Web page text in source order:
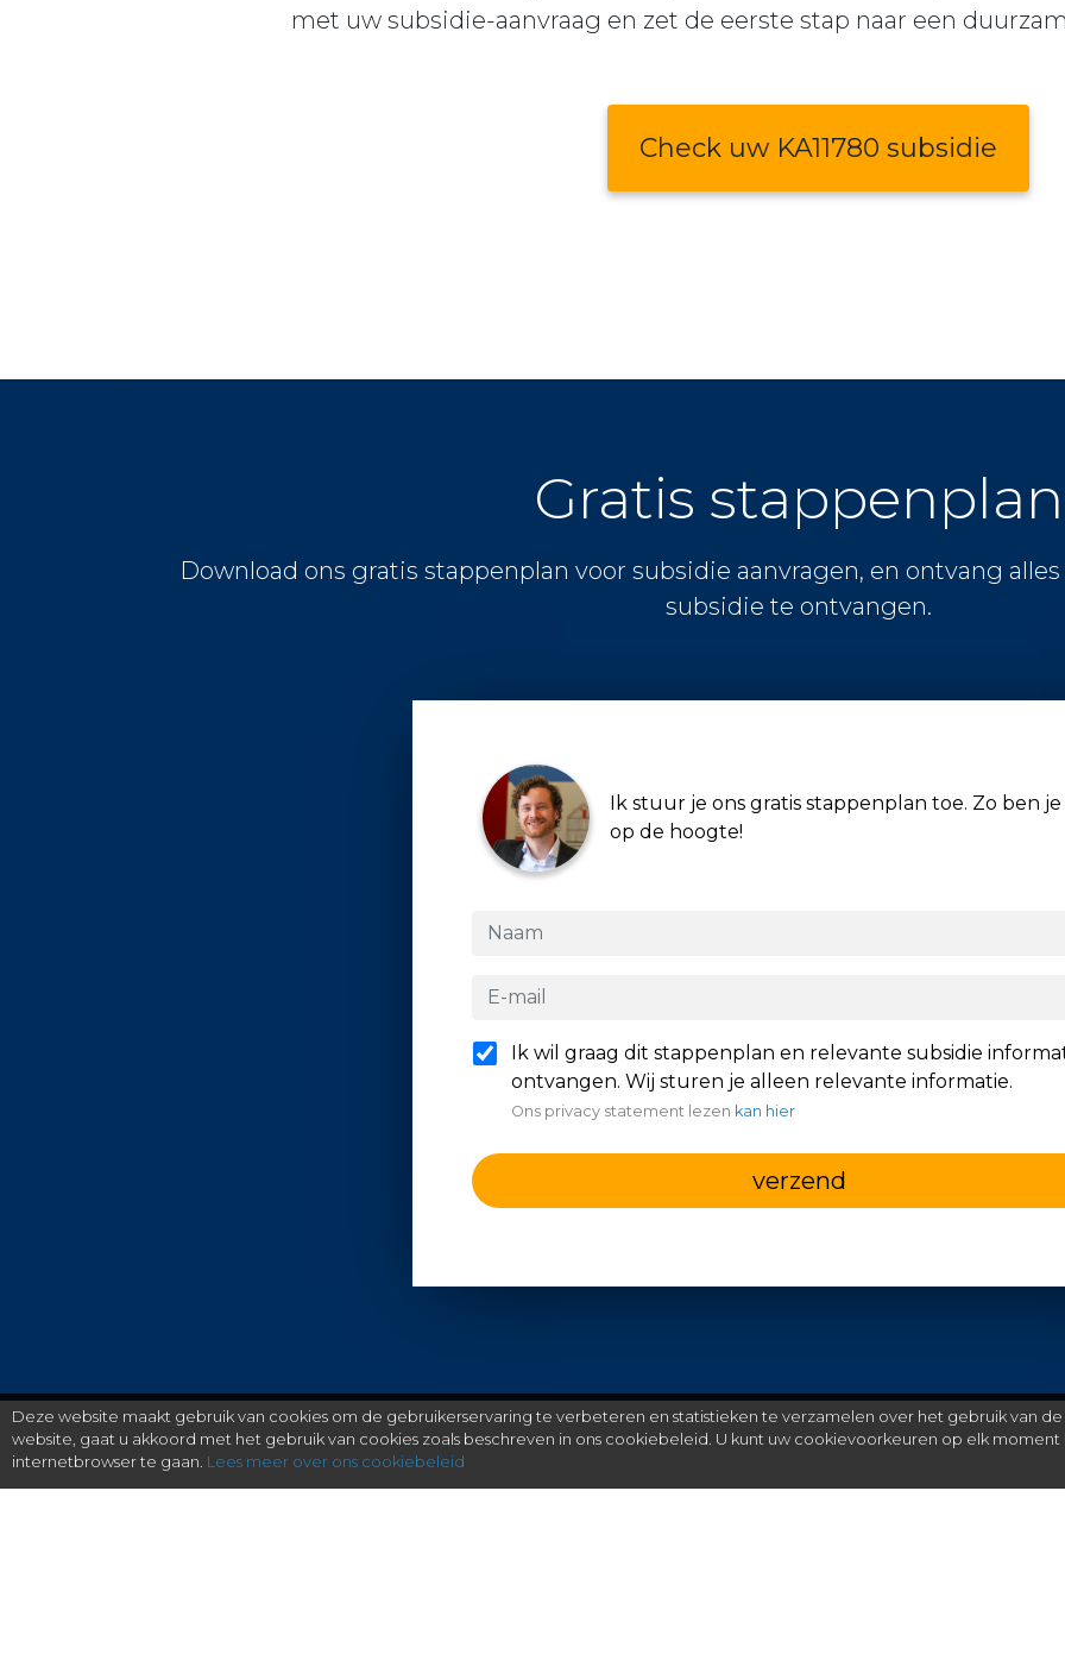
met uw subsidie-aanvraag en zet de eerste stap naar een
Check uw KA11780 subsidie
Gratis stappenplan
Download ons gratis stappenplan voor subsidie aanvragen, en ontvang
subsidie te ontvangen.
Ik stuur je ons gratis stappenplan toe. Zo ben je
op de hoogte!
Ik wil graag dit stappenplan en relevante subsidie
ontvangen. Wij sturen je alleen relevante informatie.
Ons privacy statement lezen kan hier
verzend
Deze website maakt gebruik van cookies om de gebruikerservaring te verbeteren en statistieken te verzamelen over het gebruik van
website, gaat u akkoord met het gebruik van cookies zoals beschreven in ons cookiebeleid. U kunt uw cookievoorkeuren op elk
internetbrowser te gaan. Lees meer over ons cookiebeleid